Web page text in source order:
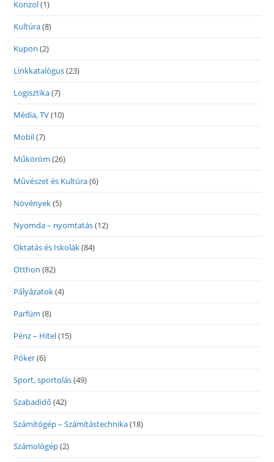
Konzol(1)
Kultúra(8)
Kupon (2)
Linkkatalógus(23)
Logisztika(7)
Média, TV(10)
Mobil(7)
Műköröm (26)
Művészet és Kultúra(6)
Növények(5)
Nyomda – nyomtatás(12)
Oktatás és Iskolák(84)
Otthon (82)
Pályázatok(4)
Parfüm (8)
Pénz – Hitel(15)
Póker(6)
Sport, sportolás(49)
Szabadidő (42)
Számítógép – Számítástechnika(18)
Számológép(2)